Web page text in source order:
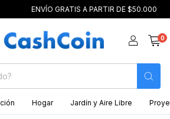
ENVÍO GRATIS A PARTIR DE $50.000 PAGO
0
Hogar Jardín y Aire Libre